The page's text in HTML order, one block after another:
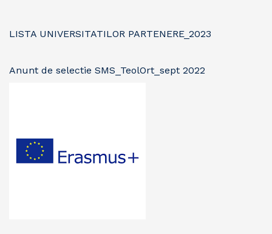
LISTA UNIVERSITATILOR PARTENERE_2023
Anunt de selectie SMS_TeolOrt_sept 2022